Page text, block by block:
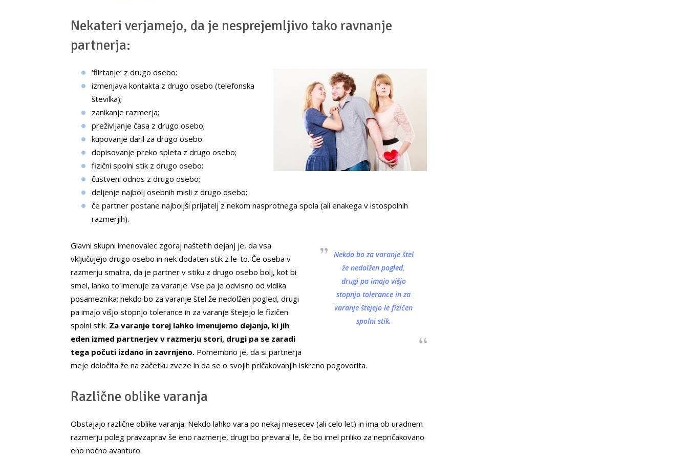
Nekateri verjamejo, da je nesprejemljivo tako ravnanje
partnerja:
‘flirtanje’ z drugo osebo;
izmenjava kontakta z drugo osebo (telefonska
številka);
zanikanje razmerja;
preživljanje časa z drugo osebo;
kupovanje daril za drugo osebo.
dopisovanje preko spleta z drugo osebo;
fizični spolni stik z drugo osebo;
čustveni odnos z drugo osebo;
deljenje najbolj osebnih misli z drugo osebo;
če partner postane najboljši prijatelj z nekom nasprotnega spola (ali enakega v istospolnih
razmerjih).
Nekdo bo za varanje štel
že nedolžen pogled,
drugi pa imajo višjo
stopnjo tolerance in za
varanje štejejo le fizičen
spolni stik.
Glavni skupni imenovalec zgoraj naštetih dejanj je, da vsa
vključujejo drugo osebo in nek dodaten stik z le-to. Če oseba v
razmerju smatra, da je partner v stiku z drugo osebo bolj, kot bi
smel, lahko to imenuje za varanje. Vse pa je odvisno od vidika
posameznika; nekdo bo za varanje štel že nedolžen pogled, drugi
pa imajo višjo stopnjo tolerance in za varanje štejejo le fizičen
spolni stik. Za varanje torej lahko imenujemo dejanja, ki jih
eden izmed partnerjev v razmerju stori, drugi pa se zaradi
tega počuti izdano in zavrnjeno. Pomembno je, da si partnerja
meje določita že na začetku zveze in da se o svojih pričakovanjih iskreno pogovorita.
Različne oblike varanja
Obstajajo različne oblike varanja: Nekdo lahko vara po nekaj mesecev (ali celo let) in ima ob uradnem
razmerju poleg pravzaprav še eno razmerje, drugi bo prevaral le, če bo imel priliko za nepričakovano
eno nočno avanturo.